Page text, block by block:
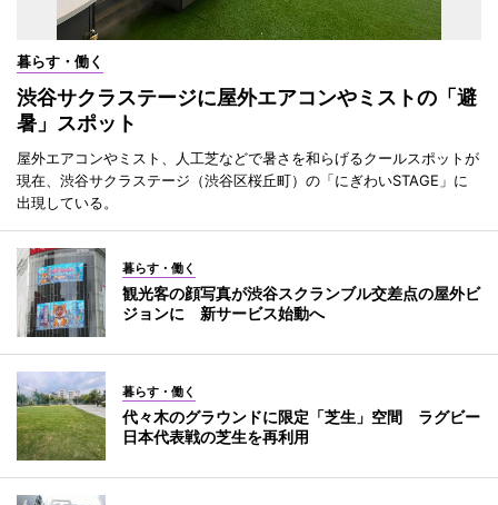
暮らす・働く
渋谷サクラステージに屋外エアコンやミストの「避
暑」スポット
屋外エアコンやミスト、人工芝などで暑さを和らげるクールスポットが
現在、渋谷サクラステージ（渋谷区桜丘町）の「にぎわいSTAGE」に
出現している。
暮らす・働く
観光客の顔写真が渋谷スクランブル交差点の屋外ビ
ジョンに 新サービス始動へ
暮らす・働く
代々木のグラウンドに限定「芝生」空間 ラグビー
日本代表戦の芝生を再利用